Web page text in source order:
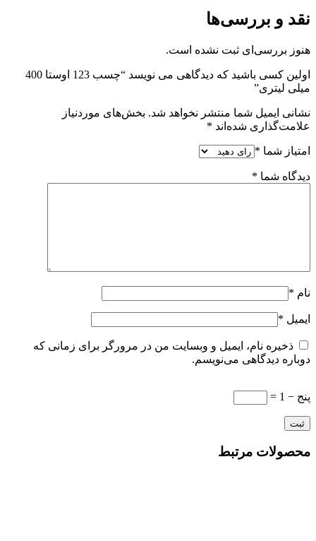
نقد و بررسی‌ها
هنوز بررسی‌ای ثبت نشده است.
اولین کسی باشید که دیدگاهی می نویسد “چسب 123 اوستا 400
میلی لیتری”
نشانی ایمیل شما منتشر نخواهد شد. بخش‌های موردنیاز
علامت‌گذاری شده‌اند *
امتیاز شما *
دیدگاه شما *
نام *
ایمیل *
ذخیره نام، ایمیل و وبسایت من در مرورگر برای زمانی که
دوباره دیدگاهی می‌نویسم.
پنج − 1 =
محصولات مرتبط